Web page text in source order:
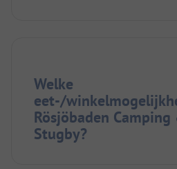
Welke
eet-/
Rösjöbaden Camping
Stugby?